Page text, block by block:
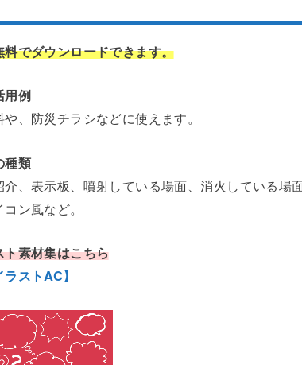
でダウンロードできます。
用例
、防災チラシなどに使えます。
種類
、表示板、噴射している場面、消火している場
ン風など。
素材集はこちら
ストAC】